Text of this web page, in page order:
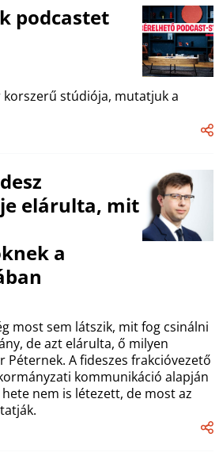
podcastet
stúdiója, mutatjuk a
elárulta, mit
a
most sem látszik, mit fog csinálni
de azt elárulta, ő milyen
A fideszes frakcióvezető
kommunikáció alapján
nem is létezett, de most az